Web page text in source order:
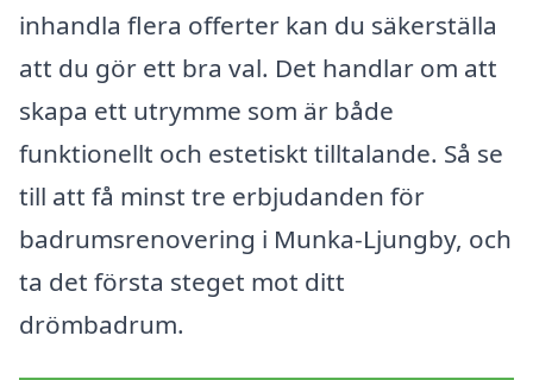
inhandla flera offerter kan du säkerställa
att du gör ett bra val. Det handlar om att
skapa ett utrymme som är både
funktionellt och estetiskt tilltalande. Så se
till att få minst tre erbjudanden för
badrumsrenovering i Munka-Ljungby, och
ta det första steget mot ditt
drömbadrum.